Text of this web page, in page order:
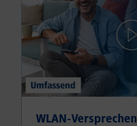
WLAN-Versprechen